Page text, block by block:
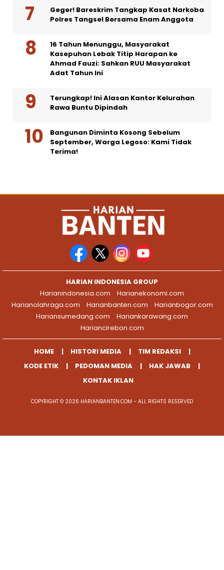
Geger! Bareskrim Tangkap Kasat Narkoba
Polres Tangsel Bersama Enam Anggota
16 Tahun Menunggu, Masyarakat
Kasepuhan Lebak Titip Harapan ke
Ahmad Fauzi: Sahkan RUU Masyarakat
Adat Tahun Ini
Terungkap! Ini Alasan Kantor Kelurahan
Rawa Buntu Dipindah
Bangunan Diminta Kosong Sebelum
September, Warga Legoso: Kami Tidak
Terima!
HARIAN INDONESIA GROUP
Harianindonesia.com
Harianekonomi.com
Harianolahraga.com
Harianbanten.com
Harianbogor.com
Hariansumedang.com
Hariankarawang.com
Hariancirebon.com
HOME HISTORI MEDIA
TIM REDAKSI
KODE ETIK
PEDOMAN MEDIA
HAK JAWAB
KONTAK IKLAN
COPYRIGHT © 2026 HARIANBANTEN.COM - ALL RIGHTS RESERVED